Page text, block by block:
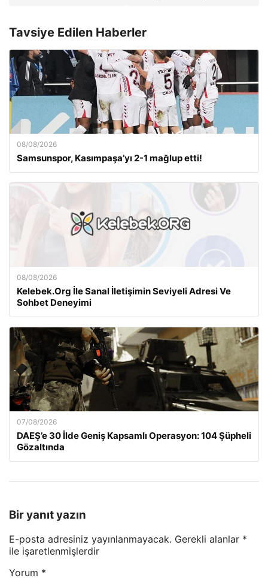
Tavsiye Edilen Haberler
08/08/2026
Samsunspor, Kasımpaşa’yı 2-1 mağlup etti!
08/08/2026
Kelebek.Org İle Sanal İletişimin Seviyeli Adresi Ve
Sohbet Deneyimi
07/08/2026
DAEŞ’e 30 İlde Geniş Kapsamlı Operasyon: 104 Şüpheli
Gözaltında
Bir yanıt yazın
E-posta adresiniz yayınlanmayacak. Gerekli alanlar *
ile işaretlenmişlerdir
Yorum *